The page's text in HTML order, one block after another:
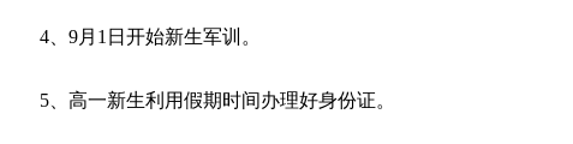
4、9月1日开始新生军训。
5 、高一新生利用假期时间办理好身份证。